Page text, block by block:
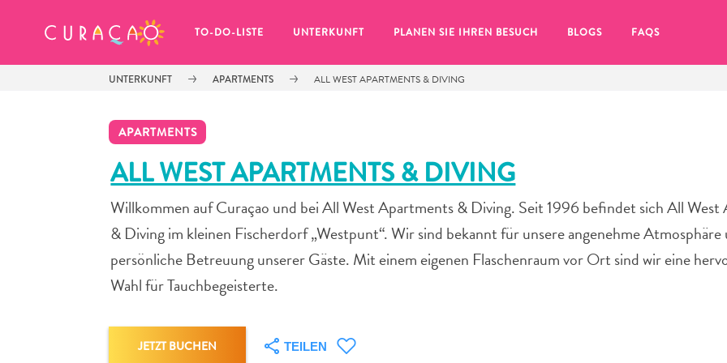
TO-DO-LISTE UNTERKUNFT PLANEN SIE IHREN BESUCH BLOGS FAQS
UNTERKUNFT APARTMENTS ALL WEST APARTMENTS & DIVING
APARTMENTS
ALL WEST APARTMENTS & DIVING
Willkommen auf Curaçao und bei All West Apartments & Diving. Seit 1996 befindet sich All
& Diving im kleinen Fischerdorf „Westpunt“. Wir sind bekannt für unsere angenehme Atmosphäre
persönliche Betreuung unserer Gäste. Mit einem eigenen Flaschenraum vor Ort sind wir eine
Wahl für Tauchbegeisterte.
JETZT BUCHEN TEILEN
MEINE FAVORITEN
Es schaut so aus, als ob Sie noch
gespeichert haben.
Wenn Sie etwas für später speichern möchten, klicken Sie auf das